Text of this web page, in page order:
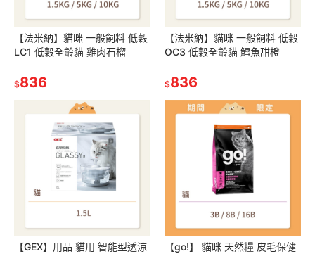
【法米納】貓咪 一般飼料 低穀
LC1 低穀全齡貓 雞肉石榴
$836
【法米納】貓咪 一般飼料 低穀
OC3 低穀全齡貓 鱈魚甜橙
$836
【GEX】用品 貓用 智能型透涼
【go!】 貓咪 天然糧 皮毛保健